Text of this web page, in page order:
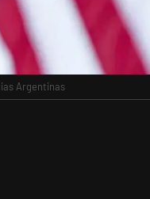
Argentinas